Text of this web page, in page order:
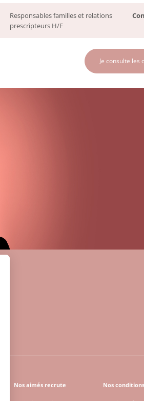
Responsables familles et relations
prescripteurs H/F
Je consulte les
Nos aimés recrute Nos